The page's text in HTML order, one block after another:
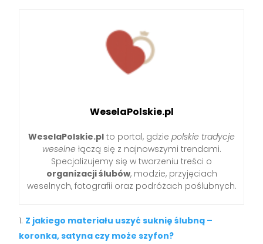
WeselaPolskie.pl
WeselaPolskie.pl to portal, gdzie polskie tradycje
weselne łączą się z najnowszymi trendami.
Specjalizujemy się w tworzeniu treści o
organizacji ślubów, modzie, przyjęciach
weselnych, fotografii oraz podróżach poślubnych.
Z jakiego materiału uszyć suknię ślubną –
koronka, satyna czy może szyfon?